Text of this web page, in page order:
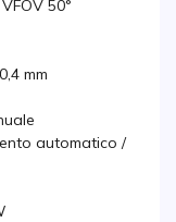
50°
mm
automatico /